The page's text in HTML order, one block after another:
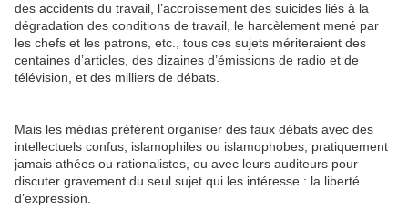
des accidents du travail, l’accroissement des suicides liés à la
dégradation des conditions de travail, le harcèlement mené par
les chefs et les patrons, etc., tous ces sujets mériteraient des
centaines d’articles, des dizaines d’émissions de radio et de
télévision, et des milliers de débats.
Mais les médias préfèrent organiser des faux débats avec des
intellectuels confus, islamophiles ou islamophobes, pratiquement
jamais athées ou rationalistes, ou avec leurs auditeurs pour
discuter gravement du seul sujet qui les intéresse : la liberté
d’expression.